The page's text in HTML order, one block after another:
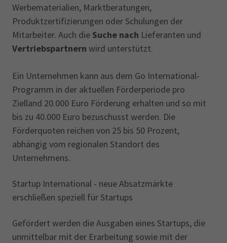
Werbematerialien, Marktberatungen,
Produktzertifizierungen oder Schulungen der
Mitarbeiter. Auch die Suche nach Lieferanten und
Vertriebspartnern wird unterstützt.
Ein Unternehmen kann aus dem Go International-
Programm in der aktuellen Förderperiode pro
Zielland 20.000 Euro Förderung erhalten und so mit
bis zu 40.000 Euro bezuschusst werden. Die
Förderquoten reichen von 25 bis 50 Prozent,
abhängig vom regionalen Standort des
Unternehmens.
Startup International - neue Absatzmärkte
erschließen speziell für Startups
Gefördert werden die Ausgaben eines Startups, die
unmittelbar mit der Erarbeitung sowie mit der